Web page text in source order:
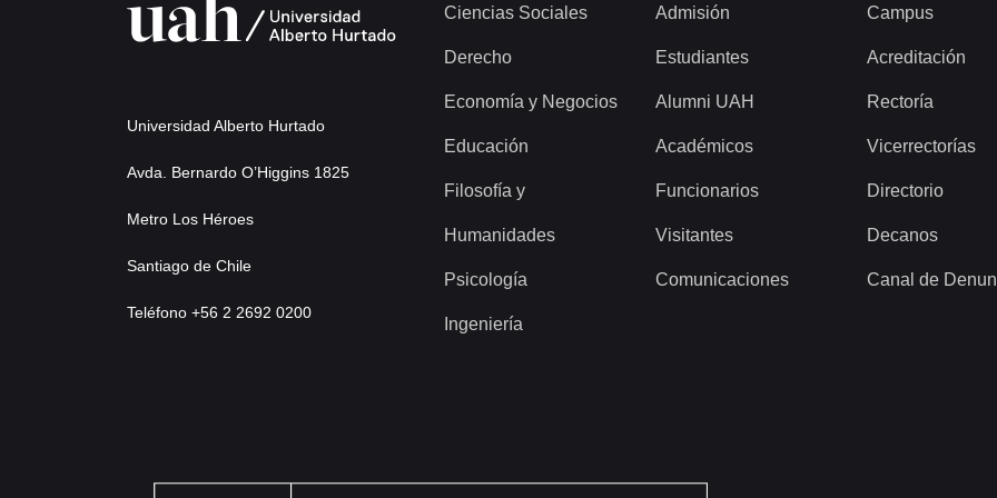
Universidad Alberto Hurtado
Avda. Bernardo O’Higgins 1825
Metro Los Héroes
Santiago de Chile
Teléfono +56 2 2692 0200
Ciencias Sociales
Derecho
Economía y Negocios
Educación
Filosofía y
Humanidades
Psicología
Ingeniería
Admisión
Estudiantes
Alumni UAH
Académicos
Funcionarios
Visitantes
Comunicaciones
Campus
Acreditación
Rectoría
Vicerrectorías
Directorio
Decanos
Canal de